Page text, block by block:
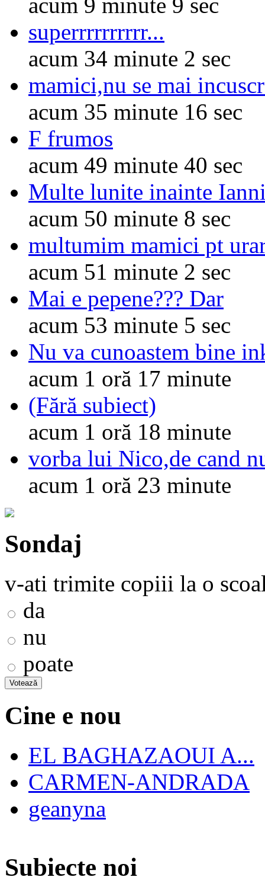
acum 9 minute 9 sec
superrrrrrrrrr...
acum 34 minute 2 sec
mamici,nu se mai
acum 35 minute 16 sec
F frumos
acum 49 minute 40 sec
Multe lunite inainte
acum 50 minute 8 sec
multumim mamici pt
acum 51 minute 2 sec
Mai e pepene??? Dar
acum 53 minute 5 sec
Nu va cunoastem bine
acum 1 oră 17 minute
(Fără subiect)
acum 1 oră 18 minute
vorba lui Nico,de cand
acum 1 oră 23 minute
Sondaj
v-ati trimite copiii la o
da
nu
poate
Cine e nou
EL BAGHAZAOUI A...
CARMEN-ANDRADA
geanyna
Subiecte noi